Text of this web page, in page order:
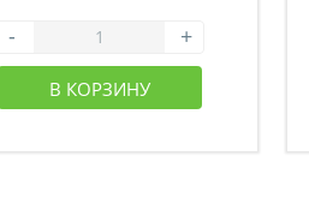
- +
В КОРЗИНУ